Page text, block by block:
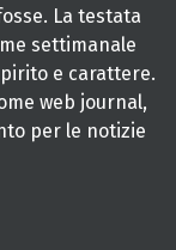
La testata
settimanale
e carattere.
web journal,
per le notizie